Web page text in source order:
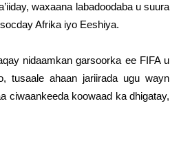
waxaana labadoodaba u suura
Afrika iyo Eeshiya.
nidaamkan garsoorka ee FIFA u
tusaale ahaan jariirada ugu wayn
ciwaankeeda koowaad ka dhigatay,